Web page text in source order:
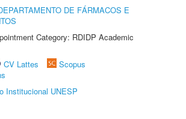
DE FÁRMACOS E
Category: RDIDP Academic
CV Lattes
Scopus
Institucional UNESP